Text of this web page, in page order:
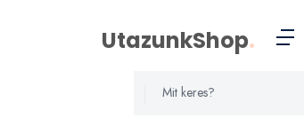
UtazunkShop.